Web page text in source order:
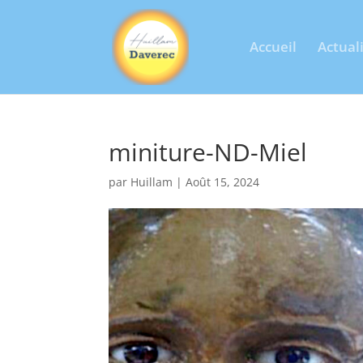
Accueil
miniture-ND-Miel
par Huillam |Août 15, 2024